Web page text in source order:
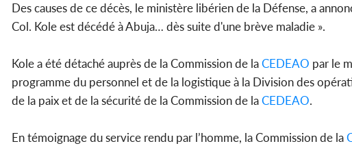
Des causes de ce décès, le ministère libérien de la Défense, a
Col. Kole est décédé à Abuja… dès suite d'une brève maladie ».
Kole a été détaché auprès de la Commission de laCEDEAO par le
programme du personnel et de la logistique à la Division des
de la paix et de la sécurité de la Commission de laCEDEAO.
En témoignage du service rendu par l’homme, la Commission de la